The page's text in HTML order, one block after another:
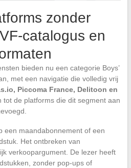
zonder
catalogus en
bieden nu een categorie Boys’
met een navigatie die volledig vrij
Piccoma France, Delitoon en
de platforms die dit segment aan
een maandabonnement of een
Het ontbreken van
verkoopargument. De lezer heeft
zonder pop-ups of